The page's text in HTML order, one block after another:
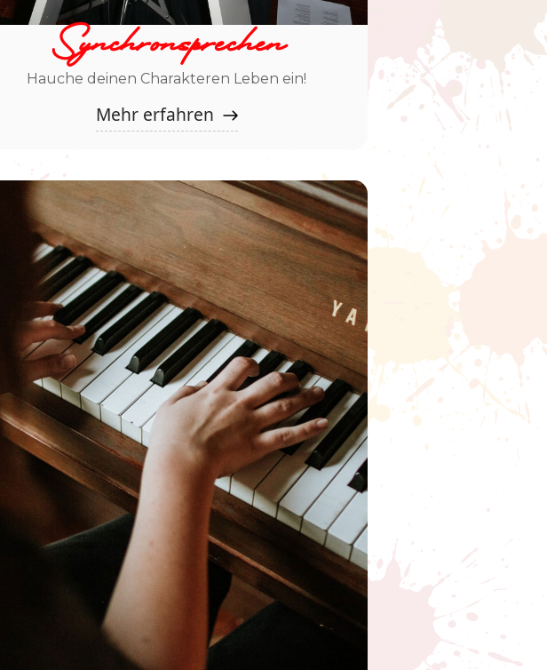
Synchronsprechen
Hauche deinen Charakteren Leben ein!
Mehr erfahren